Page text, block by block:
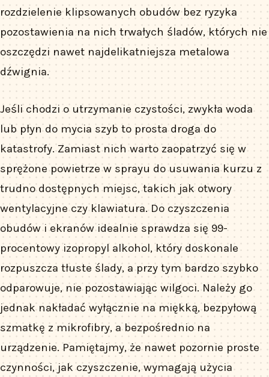
rozdzielenie klipsowanych obudów bez ryzyka
pozostawienia na nich trwałych śladów, których nie
oszczędzi nawet najdelikatniejsza metalowa
dźwignia.
Jeśli chodzi o utrzymanie czystości, zwykła woda
lub płyn do mycia szyb to prosta droga do
katastrofy. Zamiast nich warto zaopatrzyć się w
sprężone powietrze w sprayu do usuwania kurzu z
trudno dostępnych miejsc, takich jak otwory
wentylacyjne czy klawiatura. Do czyszczenia
obudów i ekranów idealnie sprawdza się 99-
procentowy izopropyl alkohol, który doskonale
rozpuszcza tłuste ślady, a przy tym bardzo szybko
odparowuje, nie pozostawiając wilgoci. Należy go
jednak nakładać wyłącznie na miękką, bezpyłową
szmatkę z mikrofibry, a bezpośrednio na
urządzenie. Pamiętajmy, że nawet pozornie proste
czynności, jak czyszczenie, wymagają użycia